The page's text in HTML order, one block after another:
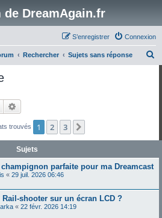
de DreamAgain.fr
Connexion
S’enregistrer
Rechercher Sujets sans réponse
c
Rechercher
trouvés 1 2 3
Sujets
parfaite pour ma Dreamcast
« 29 juil. 2026 06:46
shooter sur un écran LCD ?
« 22 févr. 2026 14:19